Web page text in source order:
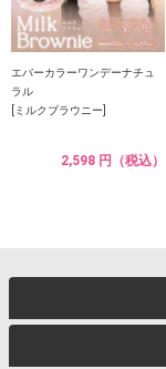
エバーカラーワンデーナチュ
ラル
[ミルクブラウニー]
2,598 円（税込）